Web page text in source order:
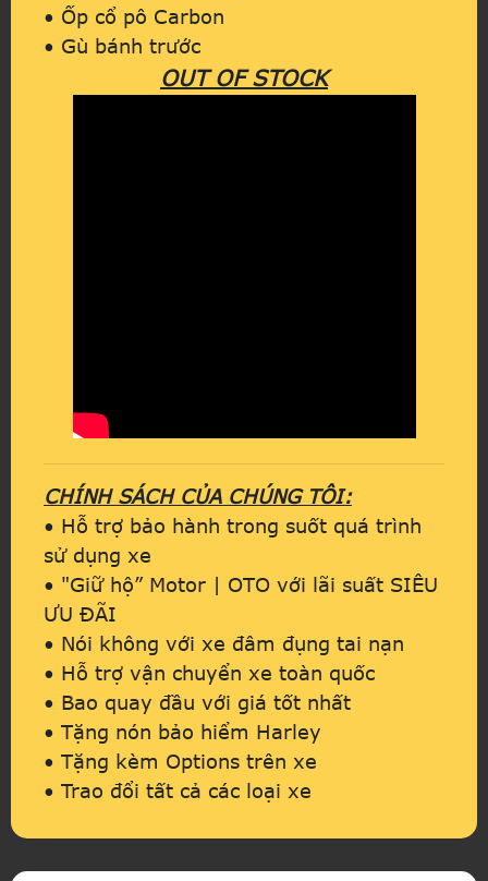
• Ốp cổ pô Carbon
• Gù bánh trước
OUT OF STOCK
CHÍNH SÁCH CỦA CHÚNG TÔI:
• Hỗ trợ bảo hành trong suốt quá trình
sử dụng xe
• "Giữ hộ” Motor | OTO với lãi suất SIÊU
ƯU ĐÃI
• Nói không với xe đâm đụng tai nạn
• Hỗ trợ vận chuyển xe toàn quốc
• Bao quay đầu với giá tốt nhất
• Tặng nón bảo hiểm Harley
• Tặng kèm Options trên xe
• Trao đổi tất cả các loại xe